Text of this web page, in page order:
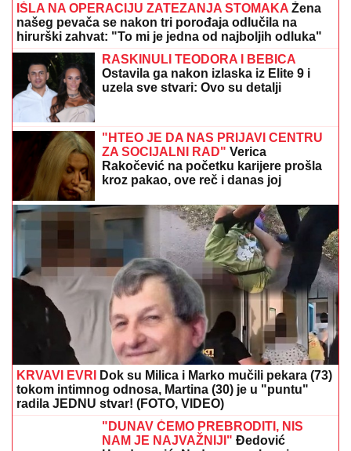
IŠLA NA OPERACIJU ZATEZANJA STOMAKA Žena
našeg pevača se nakon tri porođaja odlučila na
hirurški zahvat: "To mi je jedna od najboljih odluka"
RASKINULI TEODORA I BEBICA
Ostavila ga nakon izlaska iz Elite 9 i
uzela sve stvari: Ovo su detalji
"HTEO JE DA NAS PRIJAVI CENTRU
ZA SOCIJALNI RAD" Verica
Rakočević na početku karijere prošla
kroz pakao, ove reč i danas joj
decu"
KRVAVI EVRI
Dok su Milica i Marko mučili pekara (73)
tokom intimnog odnosa, Martina (30) je u "puntu"
radila JEDNU stvar! (FOTO, VIDEO)
"DUNAV ĆEMO PREBRODITI, NIS
NAM JE NAJVAŽNIJI" Đedović